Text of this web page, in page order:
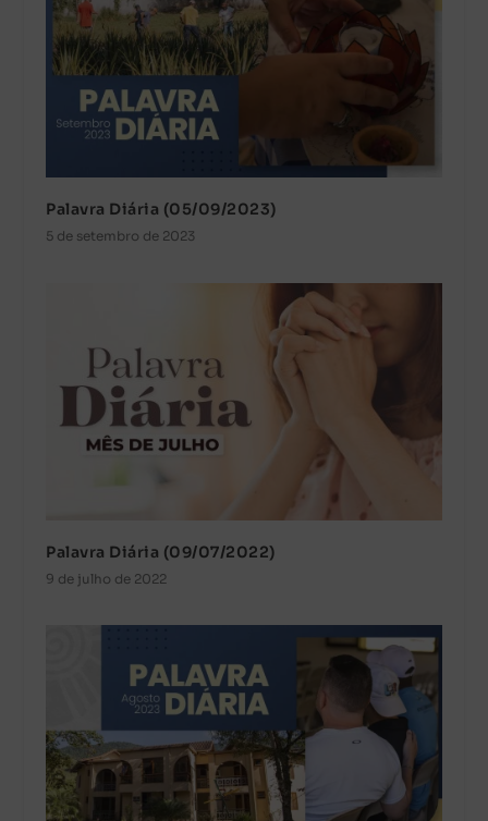
Palavra Diária (05/09/2023)
5 de setembro de 2023
Palavra Diária (09/07/2022)
9 de julho de 2022